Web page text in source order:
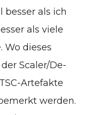
besser als ich
als viele
Wo dieses
Scaler/De-
Artefakte
werden.